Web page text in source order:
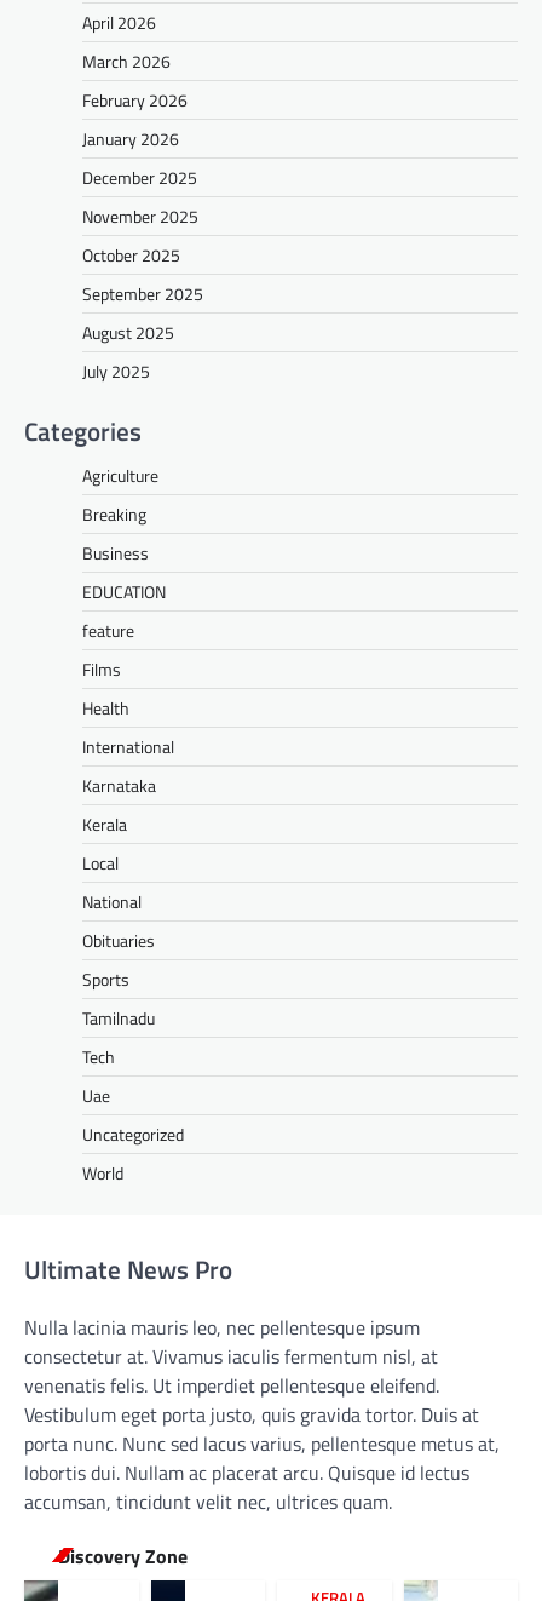
April 2026
March 2026
February 2026
January 2026
December 2025
November 2025
October 2025
September 2025
August 2025
July 2025
Categories
Agriculture
Breaking
Business
EDUCATION
feature
Films
Health
International
Karnataka
Kerala
Local
National
Obituaries
Sports
Tamilnadu
Tech
Uae
Uncategorized
World
Ultimate News Pro
Nulla lacinia mauris leo, nec pellentesque ipsum
consectetur at. Vivamus iaculis fermentum nisl, at
venenatis felis. Ut imperdiet pellentesque eleifend.
Vestibulum eget porta justo, quis gravida tortor. Duis at
porta nunc. Nunc sed lacus varius, pellentesque metus at,
lobortis dui. Nullam ac placerat arcu. Quisque id lectus
accumsan, tincidunt velit nec, ultrices quam.
Discovery Zone